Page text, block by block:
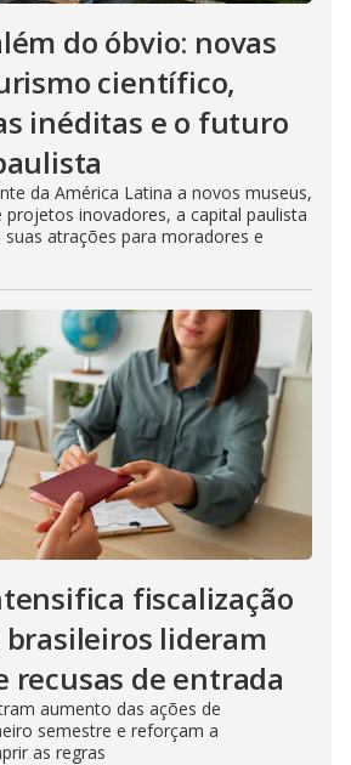
do óbvio: novas
científico,
inéditas e o futuro
da América Latina a novos museus,
projetos inovadores, a capital paulista
atrações para moradores e
fiscalização
lideram
recusas de entrada
aumento das ações de
semestre e reforçam a
as regras